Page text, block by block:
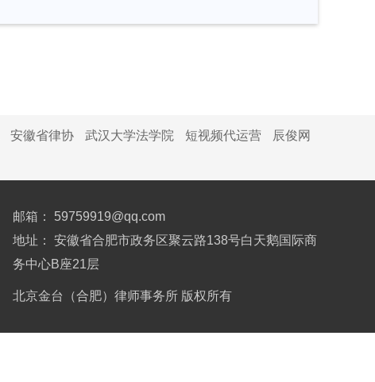
安徽省律协 武汉大学法学院 短视频代运营
辰俊网
邮箱： 59759919@qq.com
地址： 安徽省合肥市政务区聚云路138号白天鹅国际商
务中心B座21层
北京金台（合肥）律师事务所 版权所有